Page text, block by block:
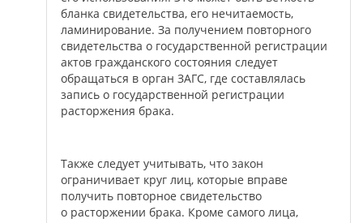
бланка свидетельства, его нечитаемость,
ламинирование. За получением повторного
свидетельства о государственной регистрации
актов гражданского состояния следует
обращаться в орган ЗАГС, где составлялась
запись о государственной регистрации
расторжения брака.
Также следует учитывать, что закон
ограничивает круг лиц, которые вправе
получить повторное свидетельство
о расторжении брака. Кроме самого лица,